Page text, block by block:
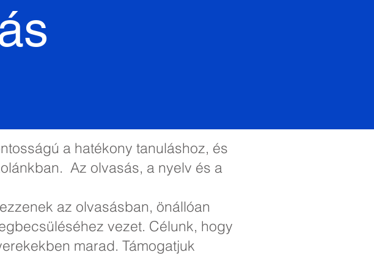
a hatékony tanuláshoz, és
Az olvasás, a nyelv és a
az olvasásban, önállóan
vezet. Célunk, hogy
marad. Támogatjuk